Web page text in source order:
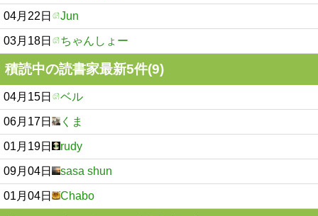
04月22日 Jun
03月18日 ちゃんしょー
積読中の読書家最新5件(9)
04月15日 ベル
06月17日 くま
01月19日 rudy
09月04日 sasa shun
01月04日 Chabo